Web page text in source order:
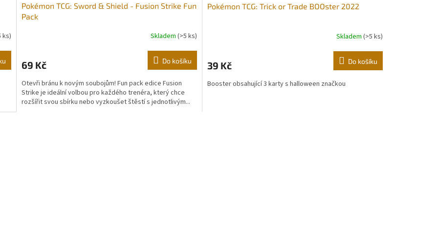
ks)
Pokémon TCG: Sword & Shield - Fusion Strike Fun
Pack
Skladem (>5 ks)
69 Kč Do košíku
Otevři bránu k novým soubojům! Fun pack edice Fusion
Strike je ideální volbou pro každého trenéra, který chce
rozšířit svou sbírku nebo vyzkoušet štěstí s jednotlivým...
Pokémon TCG: Trick or Trade BOOster 2022
Skladem (>5 ks)
39 Kč Do košíku
Booster obsahující 3 karty s halloween značkou